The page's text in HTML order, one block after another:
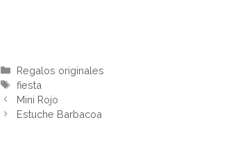
Categorías
Regalos originales
Etiquetas
fiesta
Mini Rojo
Estuche Barbacoa